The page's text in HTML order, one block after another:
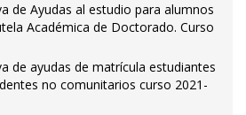
de Ayudas al estudio para alumnos
Académica de Doctorado. Curso
de ayudas de matrícula estudiantes
no comunitarios curso 2021-